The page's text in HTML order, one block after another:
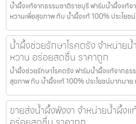
น้ำผึ้งแท้จากธรรมชาติราชบุรี ฟาร์มน้ำผึ้งแท้จ
หวานเพื่อสุขภาพ กับ น้ำผึ้งแท้ 100% ประโยช
น้ำผึ้งช่วยรักษาโรคตรัง จำหน่าย
หวาน อร่อยสดชื่น ราคาถูก
น้ำผึ้งช่วยรักษาโรคตรัง ฟาร์มน้ำผึ้งแท้จากธร
สุขภาพ กับ น้ำผึ้งแท้ 100% ประโยชน์มากมาย
ขายส่งน้ำผึ้งพังงา จำหน่ายน้ำผึ้ง